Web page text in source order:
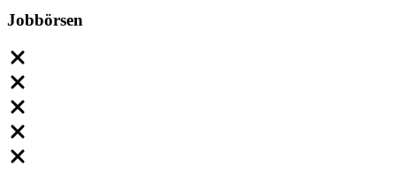
Jobbörsen